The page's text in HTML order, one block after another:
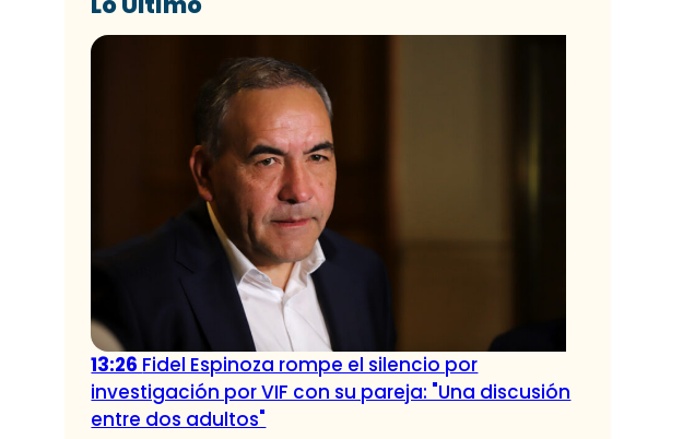
13:26 Fidel Espinoza rompe el silencio por
investigación por VIF con su pareja: "Una discusión
entre dos adultos"